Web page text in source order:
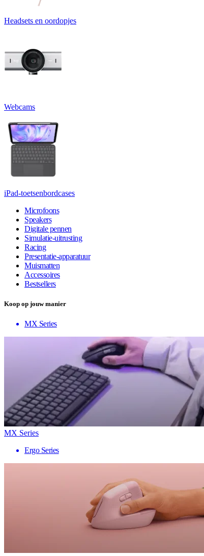
Headsets en oordopjes
Webcams
iPad-toetsenbordcases
Microfoons
Speakers
Digitale pennen
Simulatie-uitrusting
Racing
Presentatie-apparatuur
Muismatten
Accessoires
Bestsellers
Koop op jouw manier
MX Series
MX Series
Ergo Series